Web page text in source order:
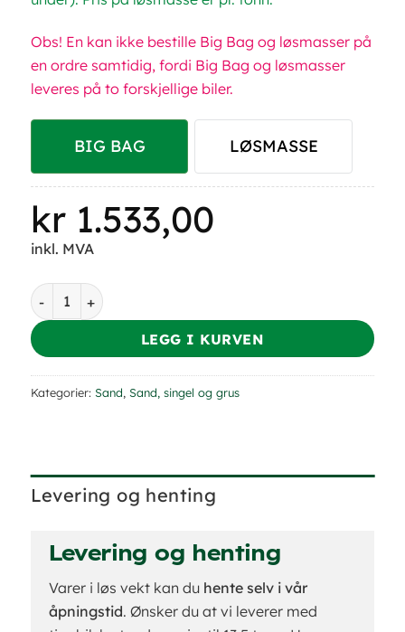
Obs! En kan ikke bestille Big Bag og løsmasser på
en ordre samtidig, fordi Big Bag og løsmasser
leveres på to forskjellige biler.
BIG BAG LØSMASSE
kr1.533,00
inkl. MVA
Volleyballsand - 0-1 mm antall
LEGG I KURVEN
Kategorier: Sand, Sand, singel og grus
Levering og henting
Levering og henting
Varer i løs vekt kan du hente selv i vår
åpningstid. Ønsker du at vi leverer med